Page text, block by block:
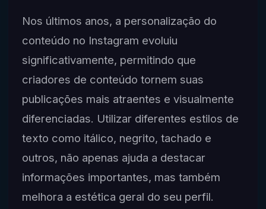
Nos últimos anos, a personalização do
conteúdo no Instagram evoluiu
significativamente, permitindo que
criadores de conteúdo tornem suas
publicações mais atraentes e visualmente
diferenciadas. Utilizar diferentes estilos de
texto como itálico, negrito, tachado e
outros, não apenas ajuda a destacar
informações importantes, mas também
melhora a estética geral do seu perfil.